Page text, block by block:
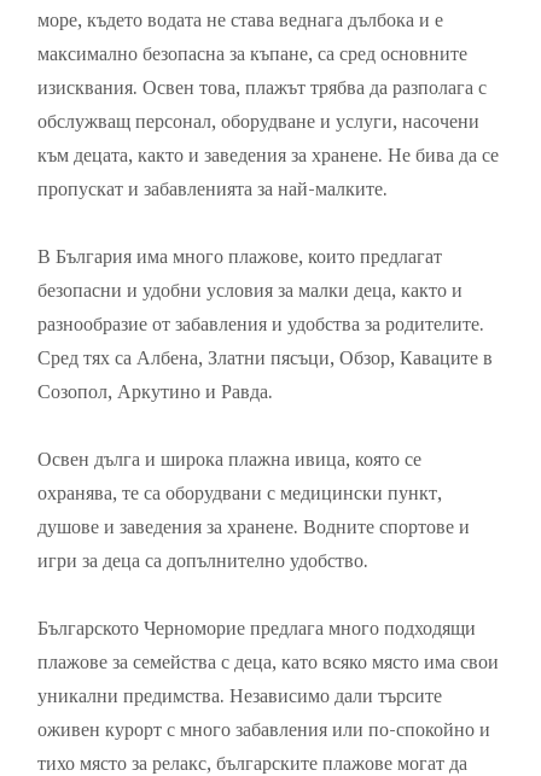
море, където водата не става веднага дълбока и е
максимално безопасна за къпане, са сред основните
изисквания. Освен това, плажът трябва да разполага с
обслужващ персонал, оборудване и услуги, насочени
към децата, както и заведения за хранене. Не бива да се
пропускат и забавленията за най-малките.
В България има много плажове, които предлагат
безопасни и удобни условия за малки деца, както и
разнообразие от забавления и удобства за родителите.
Сред тях са Албена, Златни пясъци, Обзор, Каваците в
Созопол, Аркутино и Равда.
Освен дълга и широка плажна ивица, която се
охранява, те са оборудвани с медицински пункт,
душове и заведения за хранене. Водните спортове и
игри за деца са допълнително удобство.
Българското Черноморие предлага много подходящи
плажове за семейства с деца, като всяко място има свои
уникални предимства. Независимо дали търсите
оживен курорт с много забавления или по-спокойно и
тихо място за релакс, българските плажове могат да